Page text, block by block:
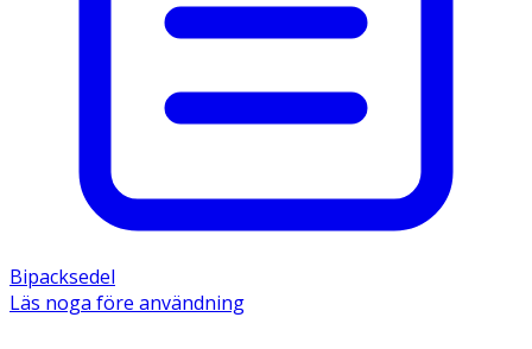
Bipacksedel
Läs noga före användning